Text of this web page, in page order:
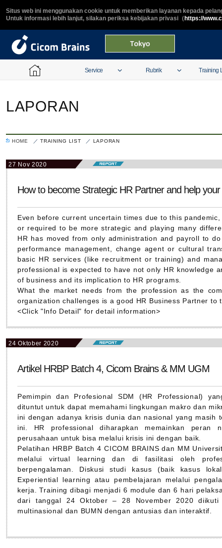
Situs web ini menggunakan cookie untuk memberikan layanan kepada
Untuk informasi lebih lanjut, silakan periksa kebijakan privasi（ https://
Service Rubrik Training
LAPORAN
HOME TRAINING LIST LAPORAN
27 Nov 2020
How to become Strategic HR Partner and help
Even before current uncertain times due to this
or required to be more strategic and playing many
HR has moved from only administration and payroll to
performance management, change agent or cultural
basic HR services (like recruitment or training) and
professional is expected to have not only HR knowledge
of business and its implication to HR programs.
What the market needs from the profession as the
organization challenges is a good HR Business Partner to
<Click "Info Detail" for detail information>
24 Oktober 2020
Artikel HRBP Batch 4, Cicom Brains & MM UGM
Pemimpin dan Profesional SDM (HR Professional)
dituntut untuk dapat memahami lingkungan makro dan
ini dengan adanya krisis dunia dan nasional yang masih
ini. HR professional diharapkan memainkan peran
perusahaan untuk bisa melalui krisis ini dengan baik.
Pelatihan HRBP Batch 4 CICOM BRAINS dan MM
melalui virtual learning dan di fasilitasi oleh
berpengalaman. Diskusi studi kasus (baik kasus
Experiential learning atau pembelajaran melalui
kerja. Training dibagi menjadi 6 module dan 6 hari
dari tanggal 24 Oktober – 28 November 2020
multinasional dan BUMN dengan antusias dan interaktif.